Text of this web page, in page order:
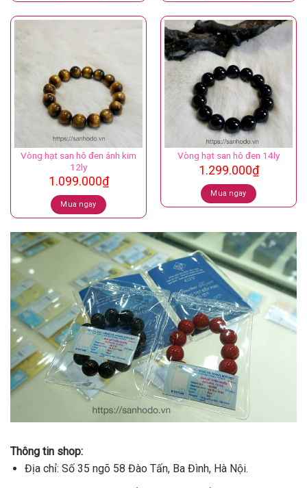
Vòng hạt san hô đen ánh kim
12ly
1.099.000₫
Mua ngay
Vòng hạt san hô đen 14ly
1.299.000₫
Mua ngay
Thông tin shop:
Địa chỉ: Số 35 ngõ 58 Đào Tấn, Ba Đình, Hà Nội.